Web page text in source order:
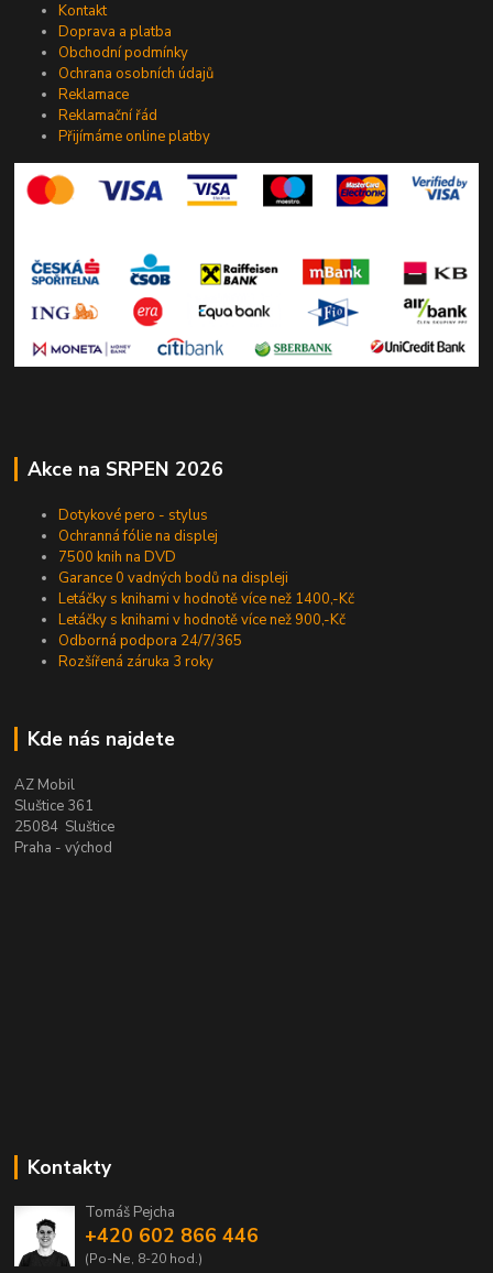
Kontakt
Doprava a platba
Obchodní podmínky
Ochrana osobních údajů
Reklamace
Reklamační řád
Přijímáme online platby
Akce na SRPEN 2026
Dotykové pero - stylus
Ochranná fólie na displej
7500 knih na DVD
Garance 0 vadných bodů na displeji
Letáčky s knihami v hodnotě více než 1400,-Kč
Letáčky s knihami v hodnotě více než 900,-Kč
Odborná podpora 24/7/365
Rozšířená záruka 3 roky
Kde nás najdete
AZ Mobil
Sluštice 361
25084 Sluštice
Praha - východ
Kontakty
Tomáš Pejcha
+420 602 866 446
(Po-Ne, 8-20 hod.)